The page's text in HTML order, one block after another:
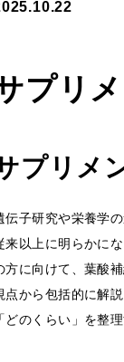
プリ
プリメ
伝子研究や栄養学
来以上に明らかに
方に向けて、葉酸
点から包括的に解
「どのくらい」を整